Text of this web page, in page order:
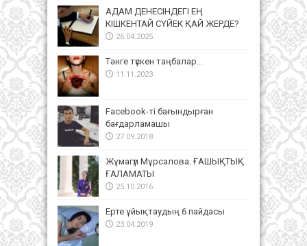
АДАМ ДЕНЕСІНДЕГІ ЕҢ
КІШКЕНТАЙ СҮЙЕК ҚАЙ ЖЕРДЕ?
26.04.2025
Тәнге түскен таңбалар…
11.11.2023
Facebook-ті бағындырған
бағдарламашы
27.09.2018
Жұмагүл Мұрсалова. ҒАШЫҚТЫҚ
ҒАЛАМАТЫ
25.10.2016
Ерте ұйықтаудың 6 пайдасы
23.04.2019